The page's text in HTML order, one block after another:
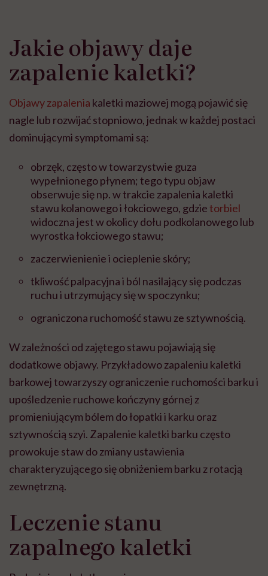
Jakie objawy daje
zapalenie kaletki?
Objawy zapalenia kaletki maziowej mogą pojawić się
nagle lub rozwijać stopniowo, jednak w każdej postaci
dominującymi symptomami są:
obrzęk, często w towarzystwie guza
wypełnionego płynem; tego typu objaw
obserwuje się np. w trakcie zapalenia kaletki
stawu kolanowego i łokciowego, gdzietorbiel
widoczna jest w okolicy dołu podkolanowego lub
wyrostka łokciowego stawu;
zaczerwienienie i ocieplenie skóry;
tkliwość palpacyjna i ból nasilający się podczas
ruchu i utrzymujący się w spoczynku;
ograniczona ruchomość stawu ze sztywnością.
W zależności od zajętego stawu pojawiają się
dodatkowe objawy. Przykładowo zapaleniu kaletki
barkowej towarzyszy ograniczenie ruchomości barku i
upośledzenie ruchowe kończyny górnej z
promieniującym bólem do łopatki i karku oraz
sztywnością szyi. Zapalenie kaletki barku często
prowokuje staw do zmiany ustawienia
charakteryzującego się obniżeniem barku z rotacją
zewnętrzną.
Leczenie stanu
zapalnego kaletki